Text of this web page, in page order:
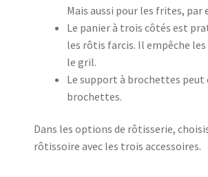
Mais aussi pour les frites, par
Le panier à trois côtés est
les rôtis farcis. Il empêche
le gril.
Le support à brochettes
brochettes.
Dans les options de rôtisserie,
rôtissoire avec les trois accessoires.